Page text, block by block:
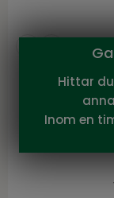
Kampanjer
Hittar
Inom en